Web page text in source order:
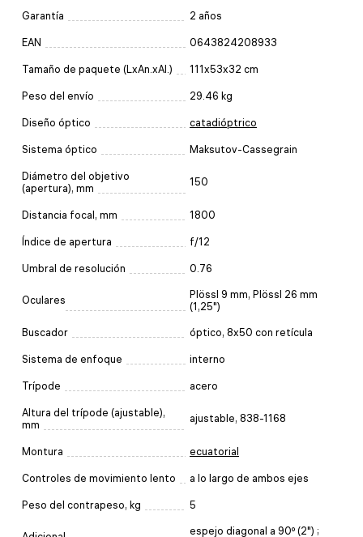
Garantía 2 años
EAN 0643824208933
Tamaño de paquete (LxAn.xAl.) 111x53x32 cm
Peso del envío 29.46 kg
Diseño óptico catadióptrico
Sistema óptico Maksutov-Cassegrain
Diámetro del objetivo
(apertura), mm
150
Distancia focal, mm 1800
Índice de apertura f/12
Umbral de resolución 0.76
Oculares
Plössl 9 mm, Plössl 26 mm
(1,25")
Buscador óptico, 8x50 con retícula
Sistema de enfoque interno
Trípode acero
Altura del trípode (ajustable),
mm
ajustable, 838-1168
Montura ecuatorial
Controles de movimiento lento a lo largo de ambos ejes
Peso del contrapeso, kg 5
espejo diagonal a 90º (2") ;